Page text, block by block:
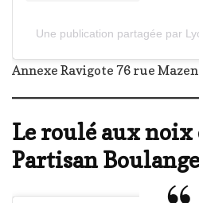
Une publication partagée par
Annexe Ravigote 76 rue
Le roulé aux noix
Partisan